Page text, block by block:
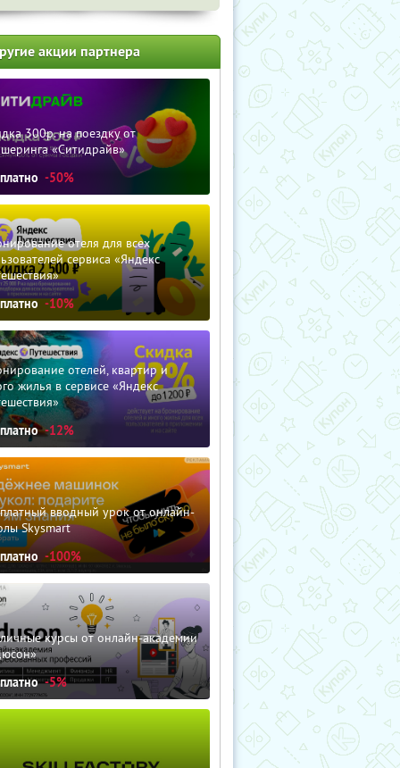
акции партнера
300р. на поездку от
«Ситидрайв»
-50%
отеля для всех
сервиса «Яндекс
-10%
отелей, квартир и
жилья в сервисе «Яндекс
-12%
вводный урок от онлайн-
Skysmart
-100%
курсы от онлайн-академии
-5%